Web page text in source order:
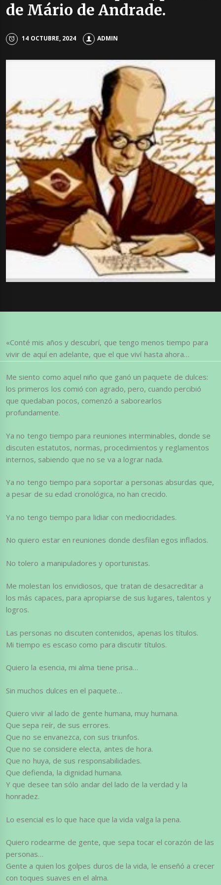
de Mário de Andrade.
14 OCTUBRE, 2024 ADMIN
«Conté mis años y descubrí, que tengo menos tiempo para
vivir de aquí en adelante, que el que viví hasta ahora…
Me siento como aquel niño que ganó un paquete de dulces:
los primeros los comió con agrado, pero, cuando percibió
que quedaban pocos, comenzó a saborearlos
profundamente.
Ya no tengo tiempo para reuniones interminables, donde se
discuten estatutos, normas, procedimientos y reglamentos
internos, sabiendo que no se va a lograr nada.
Ya no tengo tiempo para soportar a personas absurdas que,
a pesar de su edad cronológica, no han crecido.
Ya no tengo tiempo para lidiar con mediocridades.
No quiero estar en reuniones donde desfilan egos inflados.
No tolero a manipuladores y oportunistas.
Me molestan los envidiosos, que tratan de desacreditar a
los más capaces, para apropiarse de sus lugares, talentos y
logros.
Las personas no discuten contenidos, apenas los títulos.
Mi tiempo es escaso como para discutir títulos.
Quiero la esencia, mi alma tiene prisa…
Sin muchos dulces en el paquete…
Quiero vivir al lado de gente humana, muy humana.
Que sepa reír, de sus errores.
Que no se envanezca, con sus triunfos.
Que no se considere electa, antes de hora.
Que no huya, de sus responsabilidades.
Que defienda, la dignidad humana.
Y que desee tan sólo andar del lado de la verdad y la
honradez.
Lo esencial es lo que hace que la vida valga la pena.
Quiero rodearme de gente, que sepa tocar el corazón de las
personas…
Gente a quien los golpes duros de la vida, le enseñó a crecer
con toques suaves en el alma.